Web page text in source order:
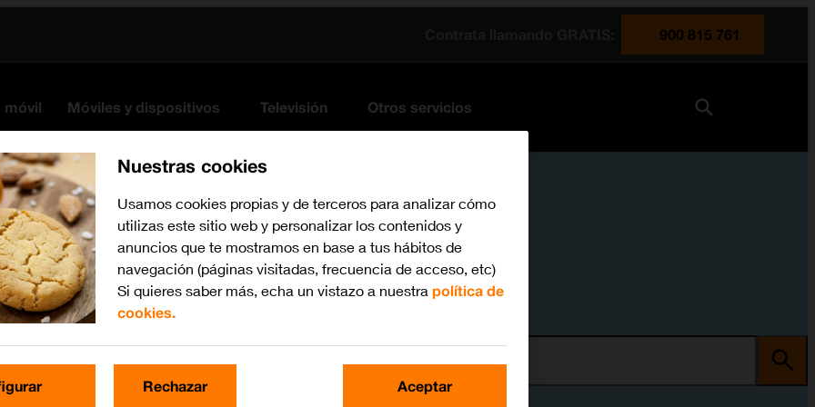
900 815 761
móvil Móviles y dispositivos Televisión Otros servicios
Nuestras cookies
Usamos cookies propias y de terceros para analizar cómo
utilizas este sitio web y personalizar los contenidos y
anuncios que te mostramos en base a tus hábitos de
navegación (páginas visitadas, frecuencia de acceso, etc)
Si quieres saber más, echa un vistazo a nuestra política de
cookies.
Rechazar Aceptar